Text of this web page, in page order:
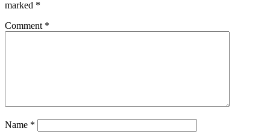
marked *
Comment *
Name *